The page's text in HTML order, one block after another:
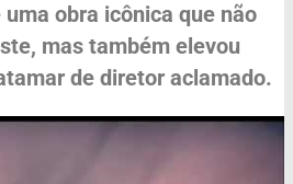
obra icônica que não
mas também elevou
de diretor aclamado.